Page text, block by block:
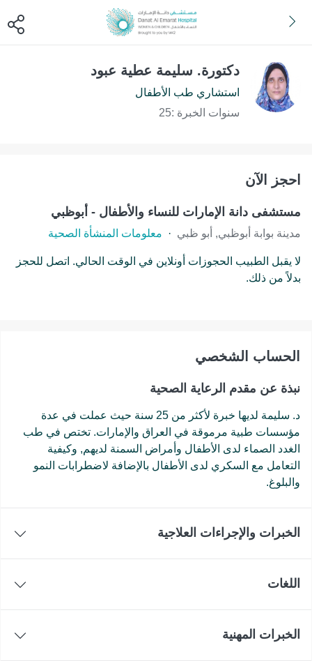
دكتورة. سليمة عطية عبود
استشاري طب الأطفال
سنوات الخبرة :25
احجز الآن
مستشفى دانة الإمارات للنساء والأطفال - أبوظبي
مدينة بوابة أبوظبي, أبو ظبي · معلومات المنشأة الصحية
لا يقبل الطبيب الحجوزات أونلاين في الوقت الحالي. اتصل للحجز
بدلاً من ذلك.
اﻟﺤﺴﺎﺏ اﻟﺸﺨﺼﻲ
نبذة عن مقدم الرعاية الصحية
د. سليمة لديها خبرة لأكثر من 25 سنة حيث عملت في عدة
مؤسسات طبية مرموقة في العراق والإمارات. تختص في طب
الغدد الصماء لدى الأطفال وأمراض السمنة لديهم, وكيفية
التعامل مع السكري لدى الأطفال بالإضافة لاضطرابات النمو
والبلوغ.
الخبرات والإجراءات العلاجية
اللغات
الخبرات المهنية